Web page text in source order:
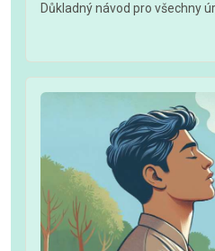
Důkladný návod pro všechny